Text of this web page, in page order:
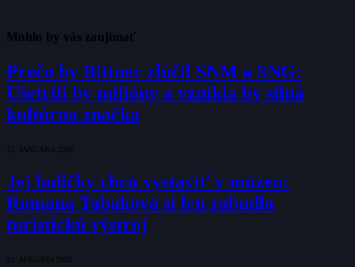
Mohlo by vás zaujímať
Prečo by Bittner zlúčil SNM a SNG:
Ušetrili by milióny a vznikla by silná
kultúrna značka
13. JANUÁRA 2026
Jej lodičky chcú vystaviť v múzeu:
Romana Tabaková si len zabudla
turistickú výstroj
23. AUGUSTA 2025